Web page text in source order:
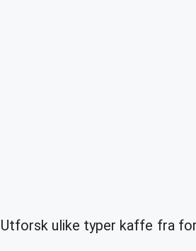
Utforsk ulike typer kaffe fra